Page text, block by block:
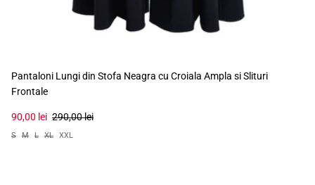
Pantaloni Lungi din Stofa Neagra cu Croiala Ampla si Slituri
Frontale
90,00 lei 290,00 lei
S M L XL XXL